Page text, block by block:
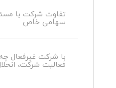
تفاوت شرکت با
سهامی خاص
با شرکت غیرفعال
فعالیت شرکت،